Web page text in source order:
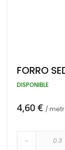
Saltar
al
comienzo
galería
FORRO
DISPONIBLE
4,60 € /
-